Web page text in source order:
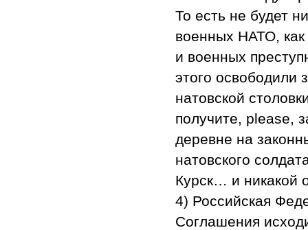
То есть не будет
военных НАТО, как
и военных
этого
натовской
получите, please,
деревне на
натовского
Курск… и никакой
4) Российская
Соглашения